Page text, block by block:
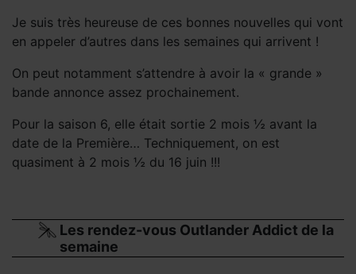
Je suis très heureuse de ces bonnes nouvelles qui vont
en appeler d’autres dans les semaines qui arrivent !
On peut notamment s’attendre à avoir la « grande »
bande annonce assez prochainement.
Pour la saison 6, elle était sortie 2 mois ½ avant la
date de la Première… Techniquement, on est
quasiment à 2 mois ½ du 16 juin !!!
Les rendez-vous Outlander Addict de la
semaine